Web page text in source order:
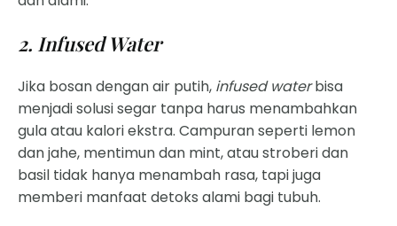
2. Infused Water
Jika bosan dengan air putih, infused waterbisa
menjadi solusi segar tanpa harus menambahkan
gula atau kalori ekstra. Campuran seperti lemon
dan jahe, mentimun dan mint, atau stroberi dan
basil tidak hanya menambah rasa, tapi juga
memberi manfaat detoks alami bagi tubuh.